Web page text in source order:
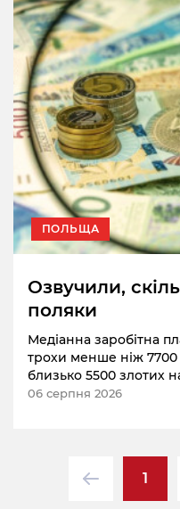
ПОЛЬЩА
Озвучили,
поляки
Медіанна заробітна
трохи менше ніж 7700
близько 5500 злотих
06 серпня 2026
1